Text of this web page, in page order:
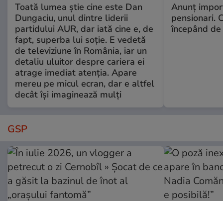
Toată lumea știe cine este Dan
Dungaciu, unul dintre liderii
partidului AUR, dar iată cine e, de
fapt, superba lui soție. E vedetă
de televiziune în România, iar un
detaliu uluitor despre cariera ei
atrage imediat atenția. Apare
mereu pe micul ecran, dar e altfel
decât își imaginează mulți
Anunț
pensionari.
începând
GSP